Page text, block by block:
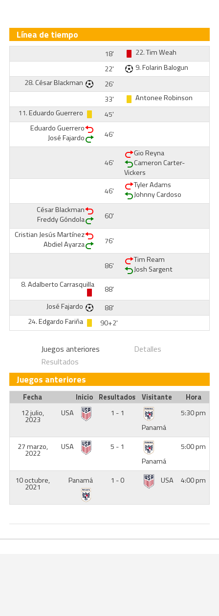
Línea de tiempo
18' 22.Tim Weah
22'
9.Folarin Balogun
28.César Blackman
26'
33'
Antonee Robinson
11.Eduardo Guerrero
45'
Eduardo Guerrero
José Fajardo
46'
46'
Gio Reyna
Cameron Carter-
Vickers
46'
Tyler Adams
Johnny Cardoso
César Blackman
Freddy Góndola
60'
Cristian Jesús Martínez
Abdiel Ayarza
76'
86'
Tim Ream
Josh Sargent
8.Adalberto Carrasquilla
88'
José Fajardo
88'
24.Edgardo Fariña 90+2'
Juegos anteriores
Detalles
Resultados
Juegos anteriores
Fecha Inicio Resultados Visitante
Hora
12 julio,
2023
USA
1 - 1
Panamá
5:30 pm
27 marzo,
2022
USA
5 - 1
Panamá
5:00 pm
10 octubre,
2021
Panamá 1 - 0 USA 4:00 pm